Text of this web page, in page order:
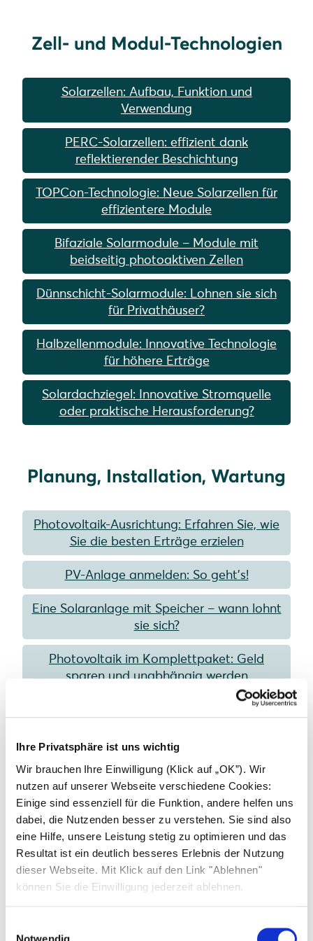
Ihre Privatsphäre ist uns wichtig
Wir brauchen Ihre Einwilligung (Klick auf „OK”). Wir
nutzen auf unserer Webseite verschiedene Cookies:
Einige sind essenziell für die Funktion, andere helfen uns
dabei, die Nutzenden besser zu verstehen. Sie sind also
eine Hilfe, unsere Leistung stetig zu optimieren und das
Resultat ist ein deutlich besseres Erlebnis der Nutzung
dieser Webseite. Mit Klick auf den Link "Ablehnen"
können Sie die Einwilligung jederzeit ablehnen.
Zell- und Modul-Technologien
Solarzellen: Aufbau, Funktion und
Verwendung
PERC-Solarzellen: effizient dank
reflektierender Beschichtung
TOPCon-Technologie: Neue Solarzellen für
effizientere Module
Bifaziale Solarmodule – Module mit
beidseitig photoaktiven Zellen
Dünnschicht-Solarmodule: Lohnen sie sich
für Privathäuser?
Halbzellenmodule: Innovative Technologie
für höhere Erträge
Solardachziegel: Innovative Stromquelle
oder praktische Herausforderung?
Planung, Installation, Wartung
Photovoltaik-Ausrichtung: Erfahren Sie, wie
Sie die besten Erträge erzielen
PV-Anlage anmelden: So geht’s!
Eine Solaranlage mit Speicher – wann lohnt
sie sich?
Photovoltaik im Komplettpaket: Geld
sparen und unabhängig werden
Mit dem Photovoltaik-Rechner Ihre
müssen
Photovoltaikanlage kaufen: ein Überblick
Bauliche Anforderungen für die Installation
einer PV-Anlage
Marktstammdatenregister: